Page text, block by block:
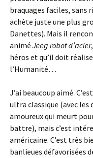
braquages faciles, sans
achète juste une plus
Danettes). Mais il
animé Jeeg robot d’acier
héros et qu’il doit
l’Humanité…
J’ai beaucoup aimé.
ultra classique (avec
amoureux qui meurt
battre), mais c’est
américaine. C’est très
banlieues défavorisées